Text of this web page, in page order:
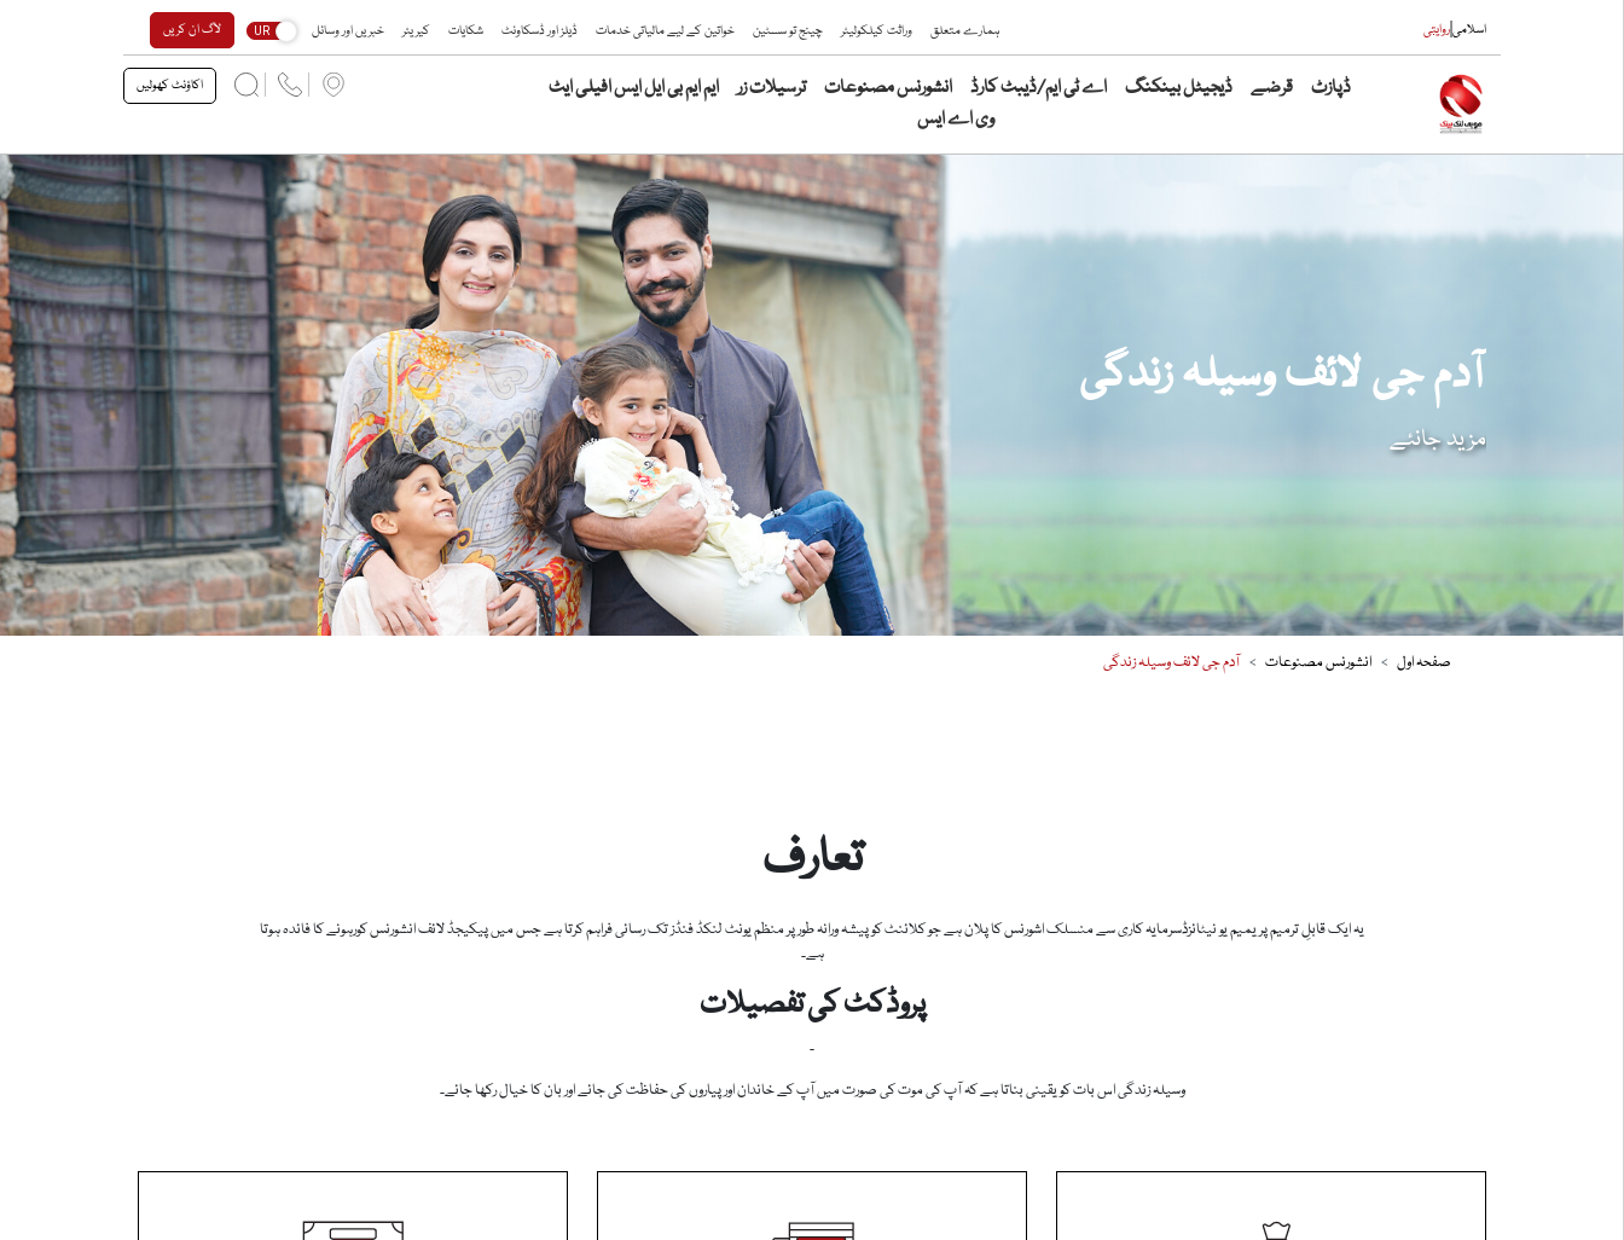
اسلامیروایتی ہمارے متعلق وراثت کیلکولیٹر چینج تو سسٹین خواتین کے لیے مالیاتی خدمات ڈیلز اور ڈسکاونٹ شکایات کیریئر خبریں اور وسائل UR لاگ ان کریں
ڈپازٹ قرضے ڈیجیٹل بینکنگ اے ٹی ایم/ڈیبٹ کارڈ انشورنس مصنوعات ترسیلات زر ایم ایم بی ایل ایس افیلی ایٹ
وی اے ایس
اکاؤنٹ کھولیں
آدم جی لائف وسیلہ زندگی
مزید جانئے
صفحہ اول انشورنس مصنوعات آدم جی لائف وسیلہ زندگی
تعارف
یہ ایک قابلِ ترمیم پریمیم یو نیٹائزڈسرمایہ کاری سے منسلک اشورنس کا پلان ہے جو کلائنٹ کو پیشہ ورانہ طور پر منظم یونٹ لنکڈ فنڈز تک رسائی فراہم کرتا ہے جس میں پیکیجڈ لائف انشورنس کورہونے کا فائدہ ہوتا
ہے۔
پروڈکٹ کی تفصیلات
۔
وسیلہ زندگی اس بات کو یقینی بناتا ہے کہ آپ کی موت کی صورت میں آپ کے خاندان اور پیاروں کی حفاظت کی جائے اور بان کا خیال رکھا جائے۔